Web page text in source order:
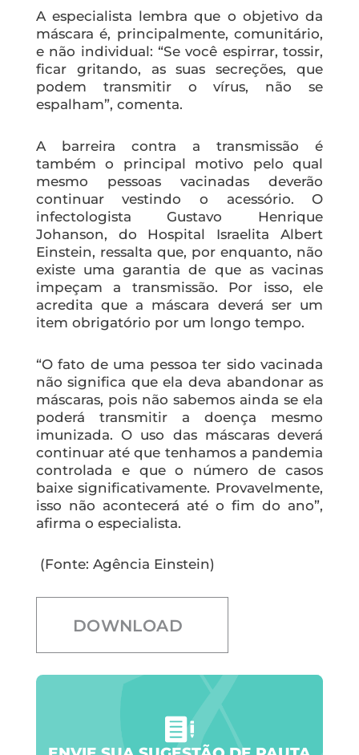
A especialista lembra que o objetivo da
máscara é, principalmente, comunitário,
e não individual: “Se você espirrar, tossir,
ficar gritando, as suas secreções, que
podem transmitir o vírus, não se
espalham”, comenta.
A barreira contra a transmissão é
também o principal motivo pelo qual
mesmo pessoas vacinadas deverão
continuar vestindo o acessório. O
infectologista Gustavo Henrique
Johanson, do Hospital Israelita Albert
Einstein, ressalta que, por enquanto, não
existe uma garantia de que as vacinas
impeçam a transmissão. Por isso, ele
acredita que a máscara deverá ser um
item obrigatório por um longo tempo.
“O fato de uma pessoa ter sido vacinada
não significa que ela deva abandonar as
máscaras, pois não sabemos ainda se ela
poderá transmitir a doença mesmo
imunizada. O uso das máscaras deverá
continuar até que tenhamos a pandemia
controlada e que o número de casos
baixe significativamente. Provavelmente,
isso não acontecerá até o fim do ano”,
afirma o especialista.
(Fonte: Agência Einstein)
DOWNLOAD